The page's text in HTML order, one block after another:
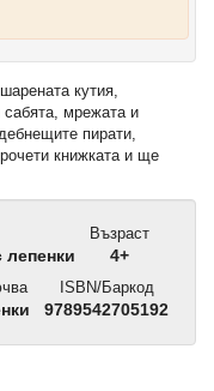
кутия,
мрежата и
пирати,
книжката и ще
лепенки
Възраст
4+
ISBN/Баркод
9789542705192